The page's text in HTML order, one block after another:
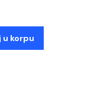
u korpu